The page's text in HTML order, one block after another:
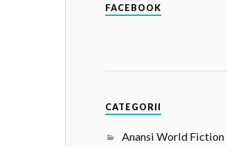
FACEBOOK
CATEGORII
Anansi World Fiction